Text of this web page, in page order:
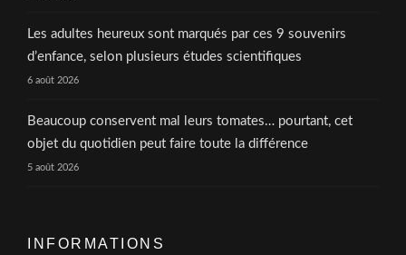
Les adultes heureux sont marqués par ces 9 souvenirs
d’enfance, selon plusieurs études scientifiques
6 août 2026
Beaucoup conservent mal leurs tomates… pourtant, cet
objet du quotidien peut faire toute la différence
5 août 2026
INFORMATIONS